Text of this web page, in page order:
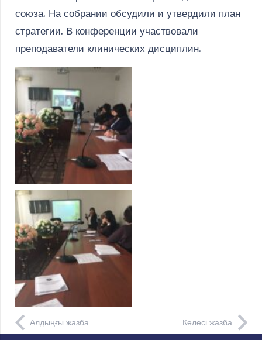
союза. На собрании обсудили и утвердили план
стратегии. В конференции участвовали
преподаватели клинических дисциплин.
Алдыңғы жазба Келесі жазба